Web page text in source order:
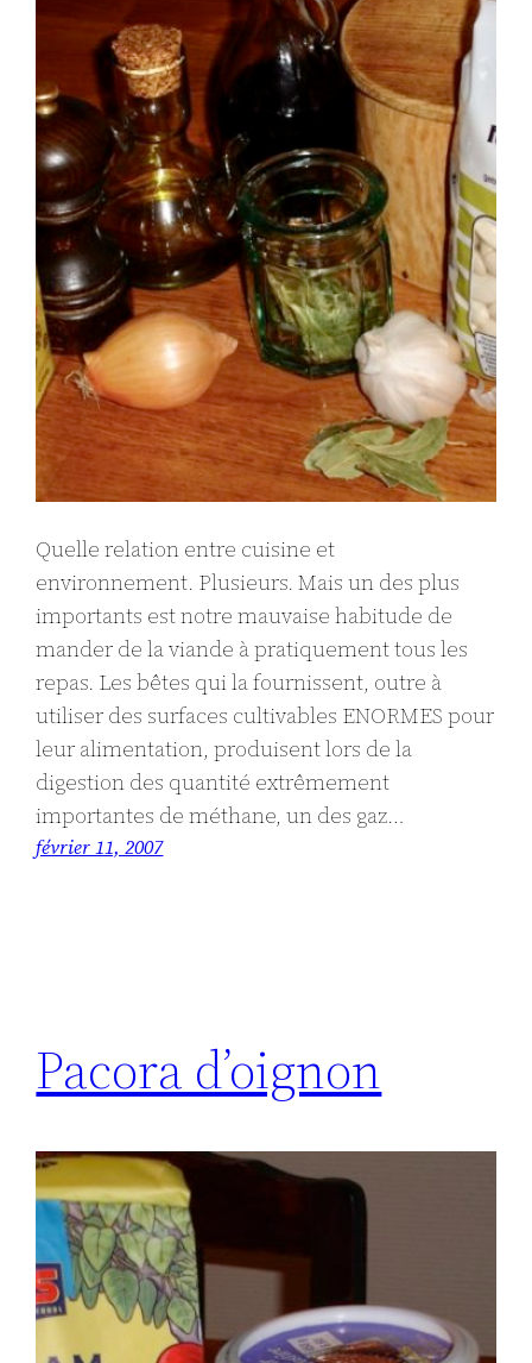
Quelle relation entre cuisine et
environnement. Plusieurs. Mais un des plus
importants est notre mauvaise habitude de
mander de la viande à pratiquement tous les
repas. Les bêtes qui la fournissent, outre à
utiliser des surfaces cultivables ENORMES pour
leur alimentation, produisent lors de la
digestion des quantité extrêmement
importantes de méthane, un des gaz…
février 11, 2007
Pacora d’oignon